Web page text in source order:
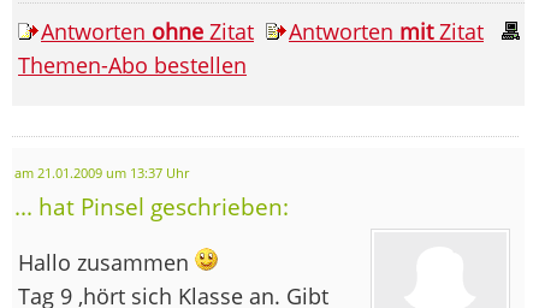
Antworten ohne Zitat Antworten mitZitat
Themen-Abo bestellen
am 21.01.2009 um 13:37 Uhr
... hat Pinsel geschrieben:
Hallo zusammen
Tag 9 ,hört sich Klasse an. Gibt